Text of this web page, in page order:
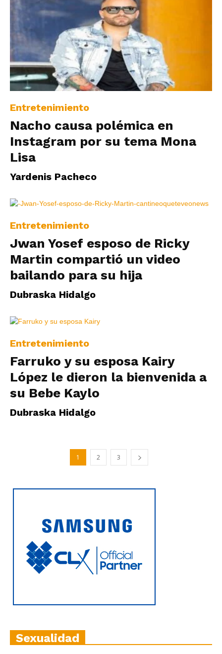
Entretenimiento
Nacho causa polémica en
Instagram por su tema Mona
Lisa
Yardenis Pacheco
Entretenimiento
Jwan Yosef esposo de Ricky
Martin compartió un video
bailando para su hija
Dubraska Hidalgo
Entretenimiento
Farruko y su esposa Kairy
López le dieron la bienvenida a
su Bebe Kaylo
Dubraska Hidalgo
1 2 3
Sexualidad